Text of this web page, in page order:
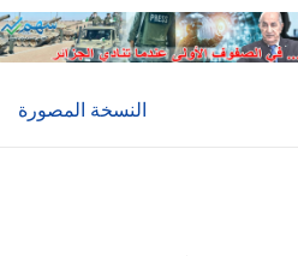
النسخة المصورة